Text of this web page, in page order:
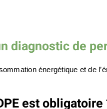
diagnostic de
énergétique et de
est obligatoire